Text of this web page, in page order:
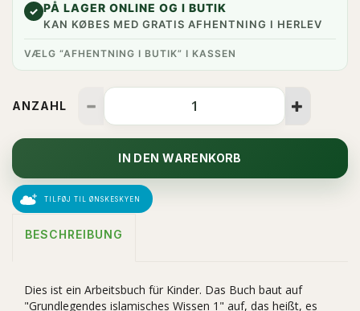
✓ PÅ LAGER ONLINE OG I BUTIK
KAN KØBES MED GRATIS AFHENTNING I HERLEV
VÆLG “AFHENTNING I BUTIK” I KASSEN
ANZAHL
IN DEN WARENKORB
TILFØJ TIL ØNSKESKYEN
BESCHREIBUNG
Dies ist ein Arbeitsbuch für Kinder. Das Buch baut auf
"Grundlegendes islamisches Wissen 1" auf, das heißt, es